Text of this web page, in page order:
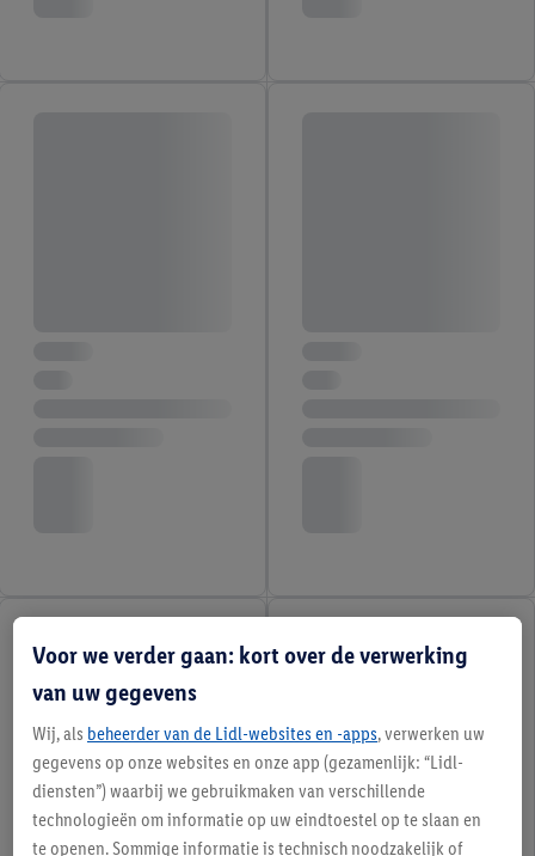
Voor we verder gaan: kort over de verwerking
van uw gegevens
Wij, als beheerder van de Lidl-websites en -apps, verwerken uw
gegevens op onze websites en onze app (gezamenlijk: “Lidl-
diensten”) waarbij we gebruikmaken van verschillende
technologieën om informatie op uw eindtoestel op te slaan en
te openen. Sommige informatie is technisch noodzakelijk of